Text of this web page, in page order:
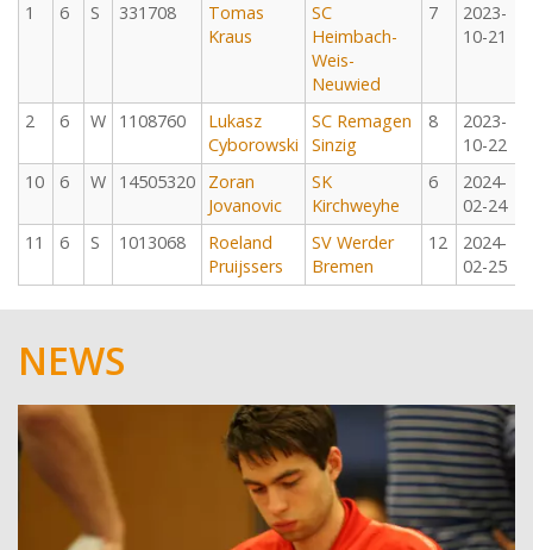
1
6 S 331708
Tomas
Kraus
SC
Heimbach-
Weis-
Neuwied
7
2023-
10-21
2 6 W 1108760
Lukasz
Cyborowski
SC Remagen
Sinzig
8
2023-
10-22
10
6 W 14505320
Zoran
Jovanovic
SK
Kirchweyhe
6
2024-
02-24
11
6 S 1013068
Roeland
Pruijssers
SV Werder
Bremen
12
2024-
02-25
NEWS